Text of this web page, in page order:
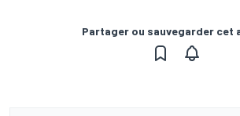
Partager ou sauvegarder cet